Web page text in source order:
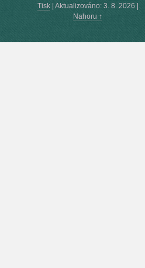
Tisk| Aktualizováno: 3. 8. 2026
Nahoru ↑